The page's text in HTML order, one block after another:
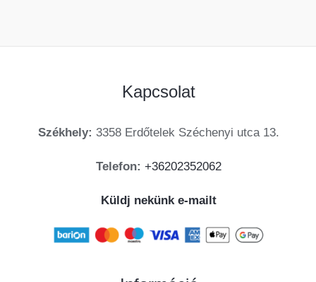
Kapcsolat
Székhely: 3358 Erdőtelek Széchenyi utca 13.
Telefon: +36202352062
Küldj nekünk e-mailt